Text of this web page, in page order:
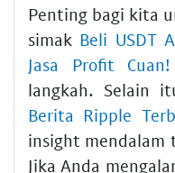
Penting bagi kita
simak Beli USDT
Jasa Profit Cuan!
langkah. Selain
Berita Ripple
insight mendalam
Jika Anda